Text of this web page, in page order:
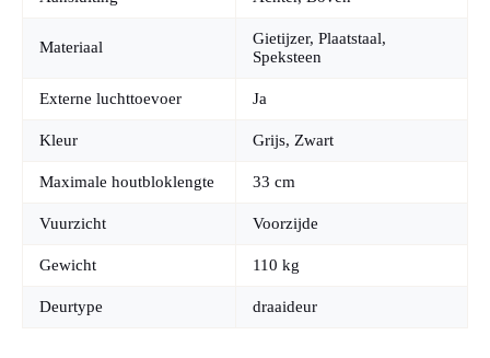
Materiaal
Gietijzer, Plaatstaal,
Speksteen
Externe luchttoevoer Ja
Kleur Grijs, Zwart
Maximale houtbloklengte 33 cm
Vuurzicht Voorzijde
Gewicht 110 kg
Deurtype draaideur